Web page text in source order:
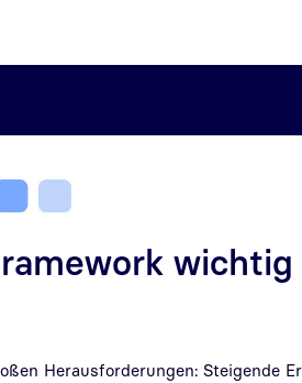
Herausforderungen: Steigende